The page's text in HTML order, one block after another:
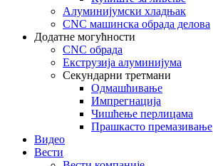
Алуминијумски хладњак
CNC машинска обрада делова
Додатне могућности
CNC обрада
Екструзија алуминијума
Секундарни третмани
Одмашћивање
Импрегнација
Чишћење перлицама
Прашкасто премазивање
Видео
Вести